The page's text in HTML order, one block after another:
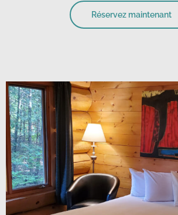
Réservez maintenant